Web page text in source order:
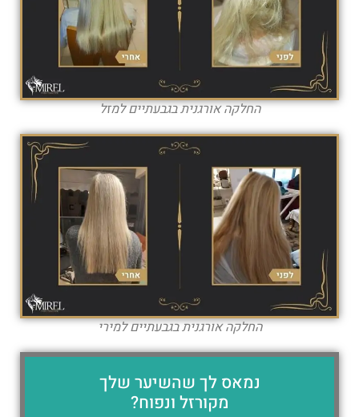
החלקה אורגנית בגבעתיים למזל
החלקה אורגנית בגבעתיים למירי
נמאס לך שהשיער שלך
מקורזל ונפוח?